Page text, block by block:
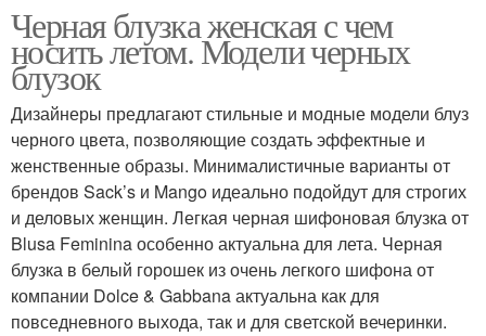
Черная блузка женская с чем
носить летом. Модели черных
блузок
Дизайнеры предлагают стильные и модные модели блуз
черного цвета, позволяющие создать эффектные и
женственные образы. Минималистичные варианты от
брендов Sack’s и Mango идеально подойдут для строгих
и деловых женщин. Легкая черная шифоновая блузка от
Blusa Feminina особенно актуальна для лета. Черная
блузка в белый горошек из очень легкого шифона от
компании Dolce & Gabbana актуальна как для
повседневного выхода, так и для светской вечеринки.